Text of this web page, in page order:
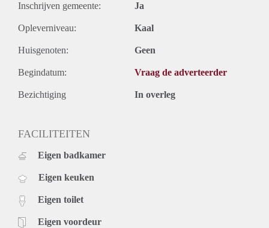
Inschrijven gemeente: Ja
Opleverniveau: Kaal
Huisgenoten: Geen
Begindatum: Vraag de adverteerder
Bezichtiging In overleg
FACILITEITEN
Eigen badkamer
Eigen keuken
Eigen toilet
Eigen voordeur